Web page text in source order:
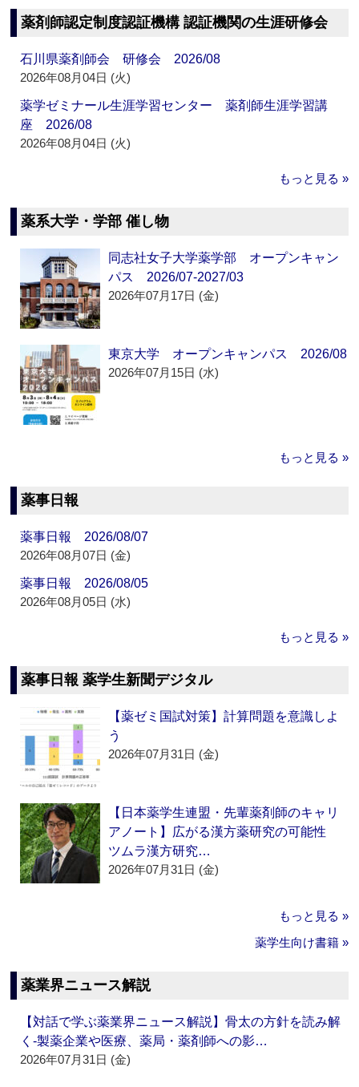
薬剤師認定制度認証機構 認証機関の生涯研修会
石川県薬剤師会 研修会 2026/08
2026年08月04日 (火)
薬学ゼミナール生涯学習センター 薬剤師生涯学習講
座 2026/08
2026年08月04日 (火)
もっと見る »
薬系大学・学部 催し物
同志社女子大学薬学部 オープンキャン
パス 2026/07-2027/03
2026年07月17日 (金)
東京大学 オープンキャンパス 2026/08
2026年07月15日 (水)
もっと見る »
薬事日報
薬事日報 2026/08/07
2026年08月07日 (金)
薬事日報 2026/08/05
2026年08月05日 (水)
もっと見る »
薬事日報 薬学生新聞デジタル
【薬ゼミ国試対策】計算問題を意識しよ
う
2026年07月31日 (金)
【日本薬学生連盟・先輩薬剤師のキャリ
アノート】広がる漢方薬研究の可能性
ツムラ漢方研究…
2026年07月31日 (金)
もっと見る »
薬学生向け書籍 »
薬業界ニュース解説
【対話で学ぶ薬業界ニュース解説】骨太の方針を読み解
く‐製薬企業や医療、薬局・薬剤師への影…
2026年07月31日 (金)